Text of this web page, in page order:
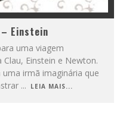
Einstein
uma viagem
Einstein e Newton.
irmã imaginária que
... LEIA MAIS...